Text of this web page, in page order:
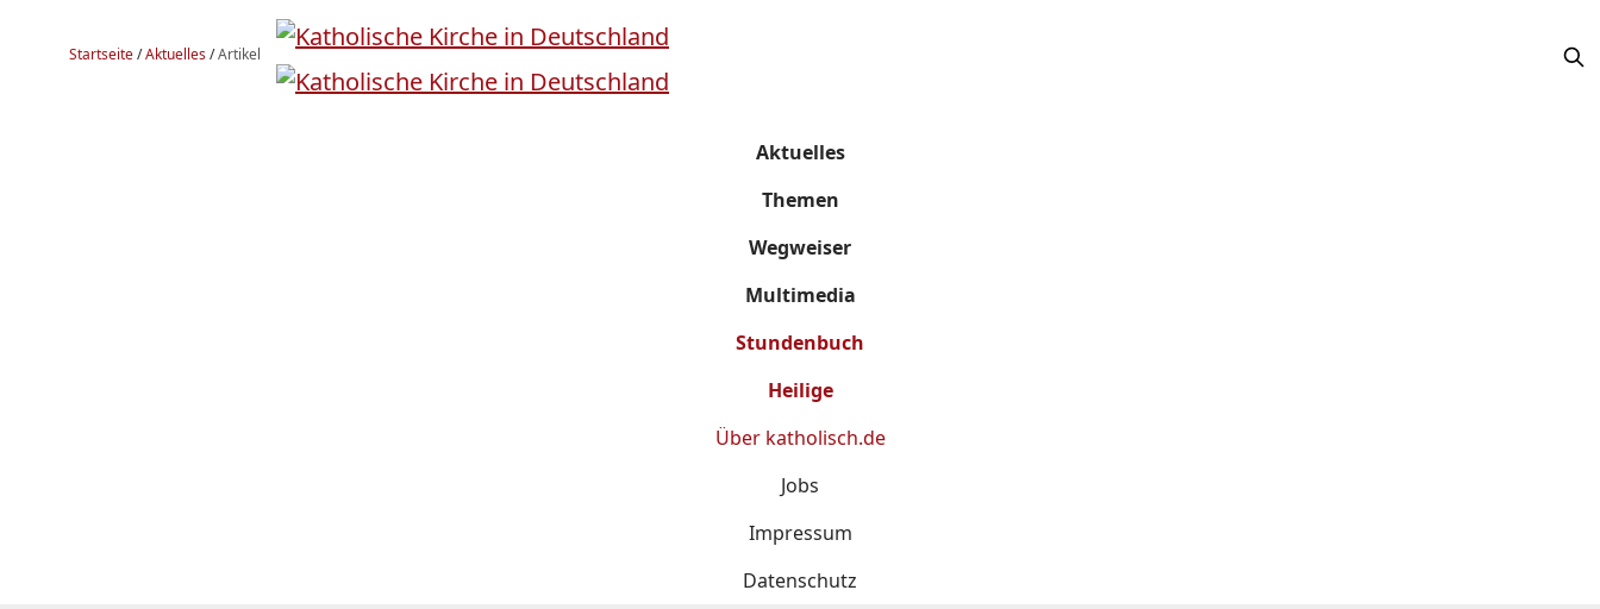
Startseite/Aktuelles/Artikel
Aktuelles
Themen
Wegweiser
Multimedia
Stundenbuch
Heilige
Über katholisch.de
Jobs
Impressum
Datenschutz